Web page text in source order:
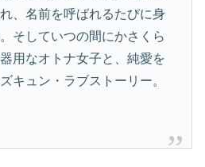
、名前を呼ばれるたびに身
そしていつの間にかさくら
用なオトナ女子と、純愛を
キュン・ラブストーリー。